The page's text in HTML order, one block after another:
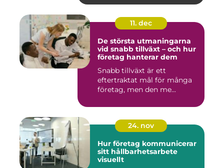
11. dec
De största utmaningarna
vid snabb tillväxt – och hur
företag hanterar dem
Snabb tillväxt är ett
eftertraktat mål för många
företag, men den me...
24. nov
Hur företag kommunicerar
sitt hållbarhetsarbete
visuellt